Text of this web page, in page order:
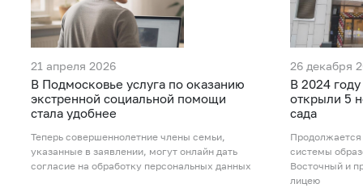
21 апреля 2026
В Подмосковье услуга по оказанию
экстренной социальной помощи
стала удобнее
Теперь совершеннолетние члены семьи,
указанные в заявлении, могут онлайн дать
согласие на обработку персональных данных
26 декабря
В 2024
открыли 5
сада
Продолжается
системы
Восточный и
лицею